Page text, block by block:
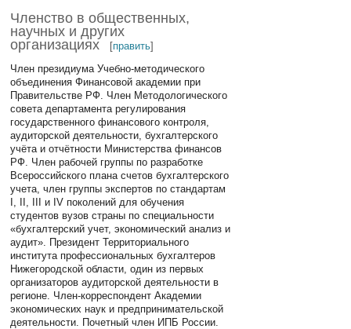
Членство в общественных,
научных и других
организациях
[править]
Член президиума Учебно-методического
объединения Финансовой академии при
Правительстве РФ. Член Методологического
совета департамента регулирования
государственного финансового контроля,
аудиторской деятельности, бухгалтерского
учёта и отчётности Министерства финансов
РФ. Член рабочей группы по разработке
Всероссийского плана счетов бухгалтерского
учета, член группы экспертов по стандартам
I, II, III и IV поколений для обучения
студентов вузов страны по специальности
«бухгалтерский учет, экономический анализ и
аудит». Президент Территориального
института профессиональных бухгалтеров
Нижегородской области, один из первых
организаторов аудиторской деятельности в
регионе. Член-корреспондент Академии
экономических наук и предпринимательской
деятельности. Почетный член ИПБ России.